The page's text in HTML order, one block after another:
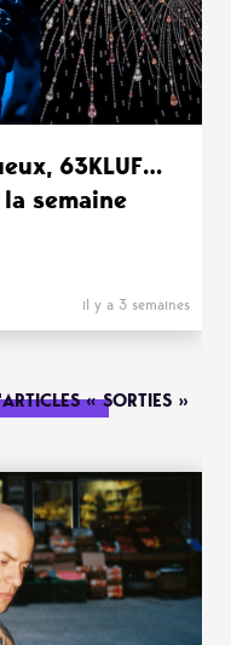
63KLUF…
semaine
il y a 3 semaines
« SORTIES »